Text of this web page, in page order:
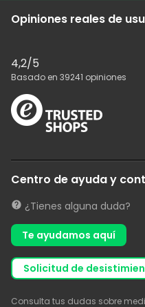
Opiniones reales de
4,2/5
Basado en 39241 opiniones
Centro de ayuda y
¿Tienes alguna duda?
Te ayudamos aquí
solicitud de
Consulta tus dudas sobre